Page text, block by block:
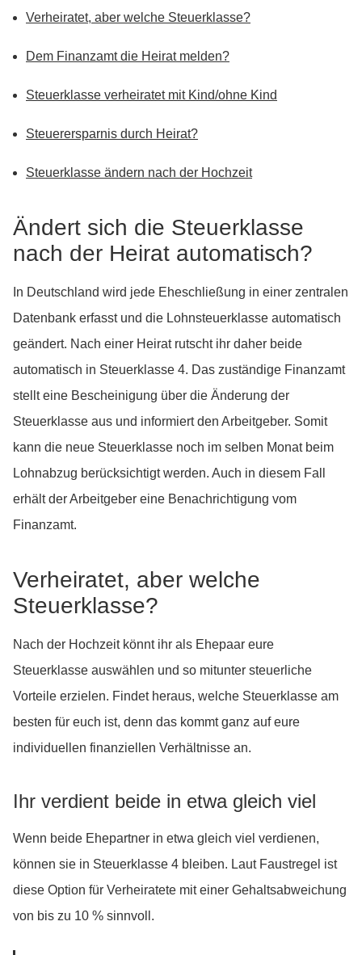
Verheiratet, aber welche Steuerklasse?
Dem Finanzamt die Heirat melden?
Steuerklasse verheiratet mit Kind/ohne Kind
Steuerersparnis durch Heirat?
Steuerklasse ändern nach der Hochzeit
Ändert sich die Steuerklasse
nach der Heirat automatisch?
In Deutschland wird jede Eheschließung in einer zentralen
Datenbank erfasst und die Lohnsteuerklasse automatisch
geändert. Nach einer Heirat rutscht ihr daher beide
automatisch in Steuerklasse 4. Das zuständige Finanzamt
stellt eine Bescheinigung über die Änderung der
Steuerklasse aus und informiert den Arbeitgeber. Somit
kann die neue Steuerklasse noch im selben Monat beim
Lohnabzug berücksichtigt werden. Auch in diesem Fall
erhält der Arbeitgeber eine Benachrichtigung vom
Finanzamt.
Verheiratet, aber welche
Steuerklasse?
Nach der Hochzeit könnt ihr als Ehepaar eure
Steuerklasse auswählen und so mitunter steuerliche
Vorteile erzielen. Findet heraus, welche Steuerklasse am
besten für euch ist, denn das kommt ganz auf eure
individuellen finanziellen Verhältnisse an.
Ihr verdient beide in etwa gleich viel
Wenn beide Ehepartner in etwa gleich viel verdienen,
können sie in Steuerklasse 4 bleiben. Laut Faustregel ist
diese Option für Verheiratete mit einer Gehaltsabweichung
von bis zu 10 % sinnvoll.